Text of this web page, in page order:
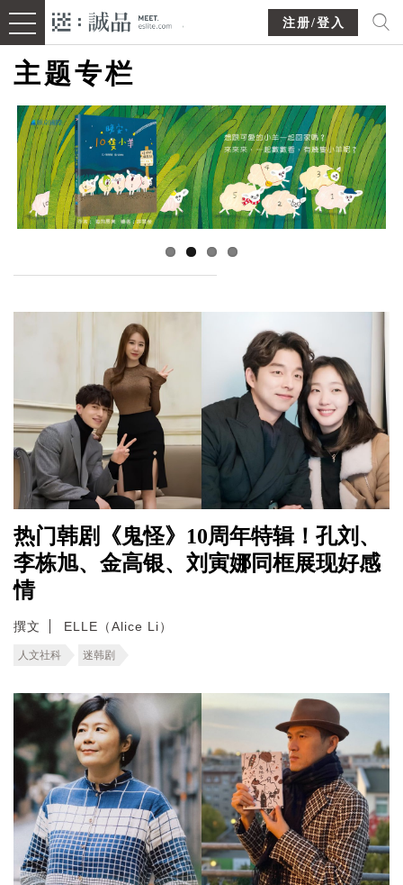
注册/登入
主题专栏
热门韩剧《鬼怪》10周年特辑！孔刘、
李栋旭、金高银、刘寅娜同框展现好感
情
撰文 ELLE（Alice Li）
人文社科 迷韩剧